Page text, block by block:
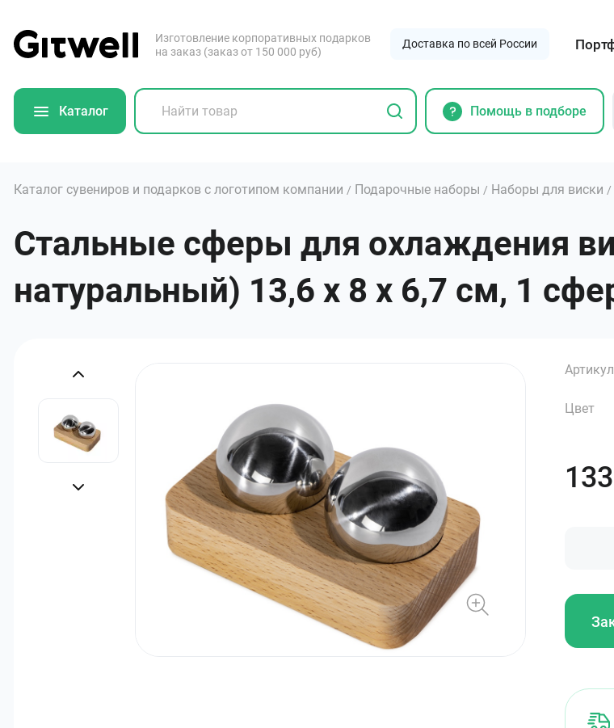
Изготовление корпоративных подарков
на заказ (заказ от 150 000 руб)
Доставка по всей России
Каталог Помощь в подборе
Каталог сувениров и подарков с логотипом компании / Подарочные наборы / Наборы для виски /
Стальные сферы для охлаждения
натуральный) 13,6 х 8 х 6,7 см, 1
Цвет